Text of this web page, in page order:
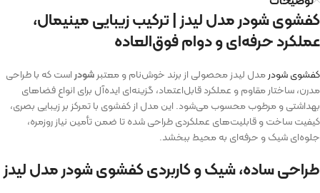
کفشوی شودر مدل لیدز | ترکیب زیبایی مینیمال،
عملکرد حرفه‌ای و دوام فوق‌العاده
کفشوی شودرمدل لیدز محصولی از برند خوش‌نام و معتبرشودراست که با طراحی
مدرن، ساختار مقاوم و عملکرد قابل‌اعتماد، گزینه‌ای ایده‌آل برای انواع فضاهای
بهداشتی و مرطوب محسوب می‌شود. این مدل از کفشوی با تمرکز بر زیبایی بصری،
کیفیت ساخت و قابلیت‌های عملکردی طراحی شده تا ضمن تأمین نیاز روزمره،
جلوه‌ای شیک و حرفه‌ای به محیط ببخشد.
طراحی ساده، شیک و کاربردی کفشوی شودر مدل لیدز